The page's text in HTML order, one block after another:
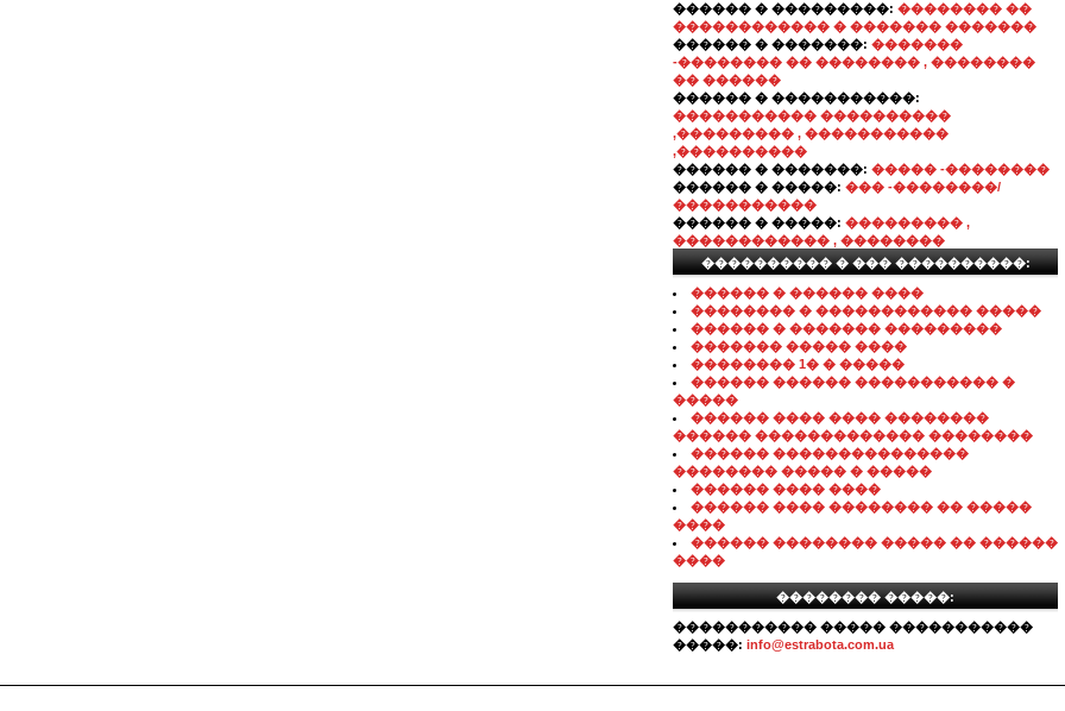
������ � ���������: �������� ��
������������ � ������� �������
������ � �������: �������
-�������� �� �������� , ��������
�� ������
������ � �����������:
����������� ����������
,��������� , �����������
,����������
������ � �������: ����� -��������
������ � �����: ��� -��������/
�����������
������ � �����: ��������� ,
������������ , ��������
���������� � ��� ����������:
������ � ������ ����
�������� � ������������ �����
������ � ������� ���������
������� ����� ����
�������� 1� � �����
������ ������ ����������� �
�����
������ ���� ���� ��������
������ ������������� ��������
������ ���������������
�������� ����� � �����
������ ���� ����
������ ���� �������� �� �����
����
������ �������� ����� �� ������
����
�������� �����:
����������� ����� �����������
�����: info@estrabota.com.ua